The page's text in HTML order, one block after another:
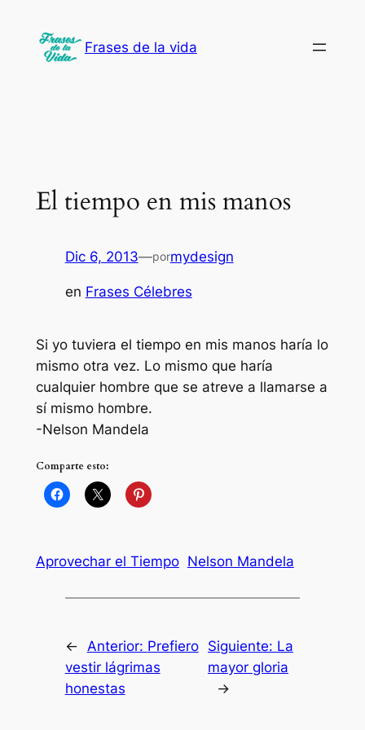
contenido
Frases de la vida
El tiempo en mis manos
Dic 6, 2013—pormydesign
en Frases Célebres
Si yo tuviera el tiempo en mis manos haría lo
mismo otra vez. Lo mismo que haría
cualquier hombre que se atreve a llamarse a
sí mismo hombre.
-Nelson Mandela
Comparte esto:
Aprovechar el Tiempo Nelson Mandela
← Anterior: Prefiero
vestir lágrimas
honestas
Siguiente: La
mayor gloria
→